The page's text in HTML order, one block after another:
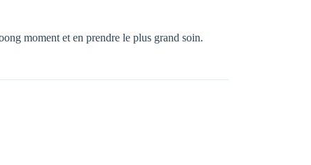
moment et en prendre le plus grand soin.